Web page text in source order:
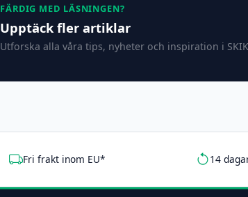
FÄRDIG MED LÄSNINGEN?
Upptäck fler artiklar
Utforska alla våra tips, nyheter och inspiration i
Fri frakt inom EU* 14